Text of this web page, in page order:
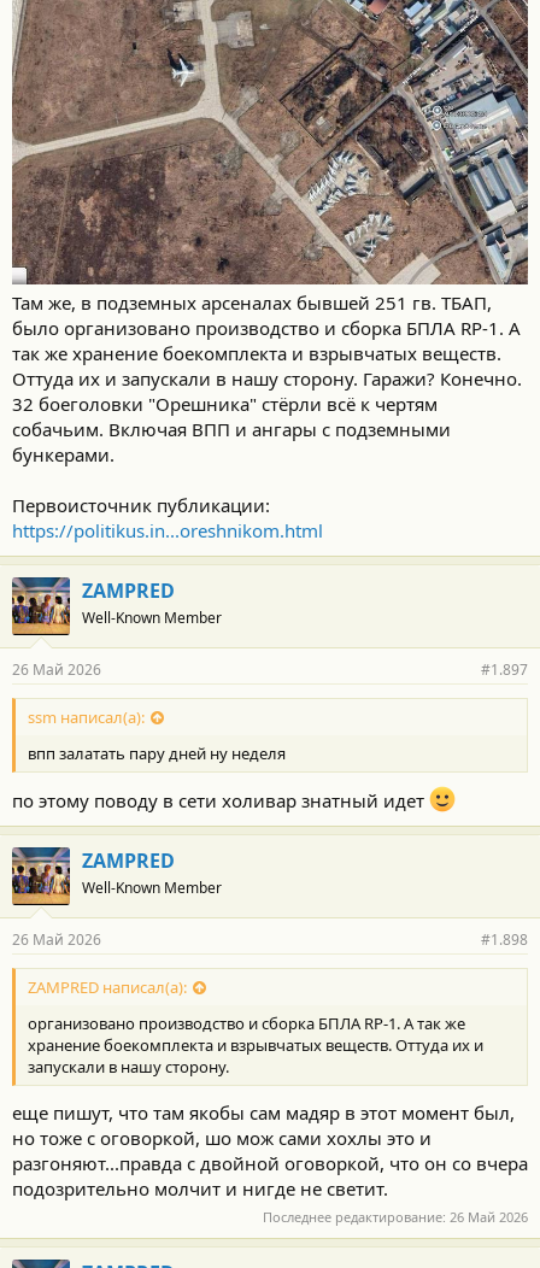
Там же, в подземных арсеналах бывшей 251 гв. ТБАП,
было организовано производство и сборка БПЛА RP-1. А
так же хранение боекомплекта и взрывчатых веществ.
Оттуда их и запускали в нашу сторону. Гаражи? Конечно.
32 боеголовки "Орешника" стёрли всё к чертям
собачьим. Включая ВПП и ангары с подземными
бункерами.
Первоисточник публикации:
https://politikus.in...oreshnikom.html
ZAMPRED
Well-Known Member
26 Май 2026 #1.897
ssm написал(а):
впп залатать пару дней ну неделя
по этому поводу в сети холивар знатный идет
ZAMPRED
Well-Known Member
26 Май 2026 #1.898
ZAMPRED написал(а):
организовано производство и сборка БПЛА RP-1. А так же
хранение боекомплекта и взрывчатых веществ. Оттуда их и
запускали в нашу сторону.
еще пишут, что там якобы сам мадяр в этот момент был,
но тоже с оговоркой, шо мож сами хохлы это и
разгоняют...правда с двойной оговоркой, что он со вчера
подозрительно молчит и нигде не светит.
Последнее редактирование: 26 Май 2026